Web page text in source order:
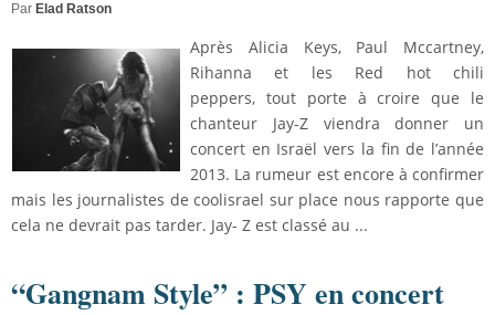
Par Elad Ratson
Après Alicia Keys, Paul Mccartney,
Rihanna et les Red hot chili
peppers, tout porte à croire que le
chanteur Jay-Z viendra donner un
concert en Israël vers la fin de l’année
2013. La rumeur est encore à confirmer
mais les journalistes de coolisrael sur place nous rapporte que
cela ne devrait pas tarder. Jay- Z est classé au ...
“Gangnam Style” : PSY en concert